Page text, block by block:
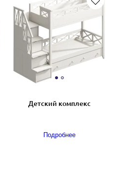
Детский комплекс
Подробнее